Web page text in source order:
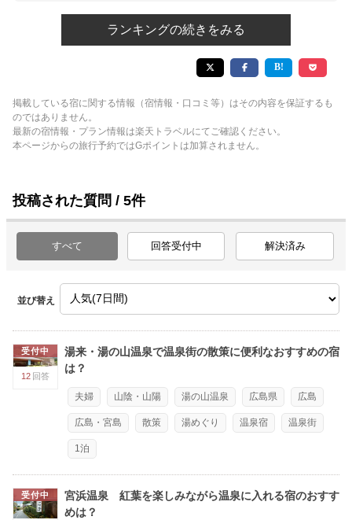
ランキングの続きをみる
掲載している宿に関する情報（宿情報・口コミ等）はその内容を保証するも
のではありません。
最新の宿情報・プラン情報は楽天トラベルにてご確認ください。
本ページからの旅行予約ではGポイントは加算されません。
投稿された質問 / 5件
すべて 回答受付中 解決済み
並び替え
受付中
12 回答
湯来・湯の山温泉で温泉街の散策に便利なおすすめの宿
は？
夫婦 山陰・山陽 湯の山温泉 広島県 広島
広島・宮島 散策 湯めぐり 温泉宿 温泉街
1泊
受付中
宮浜温泉 紅葉を楽しみながら温泉に入れる宿のおすす
めは？